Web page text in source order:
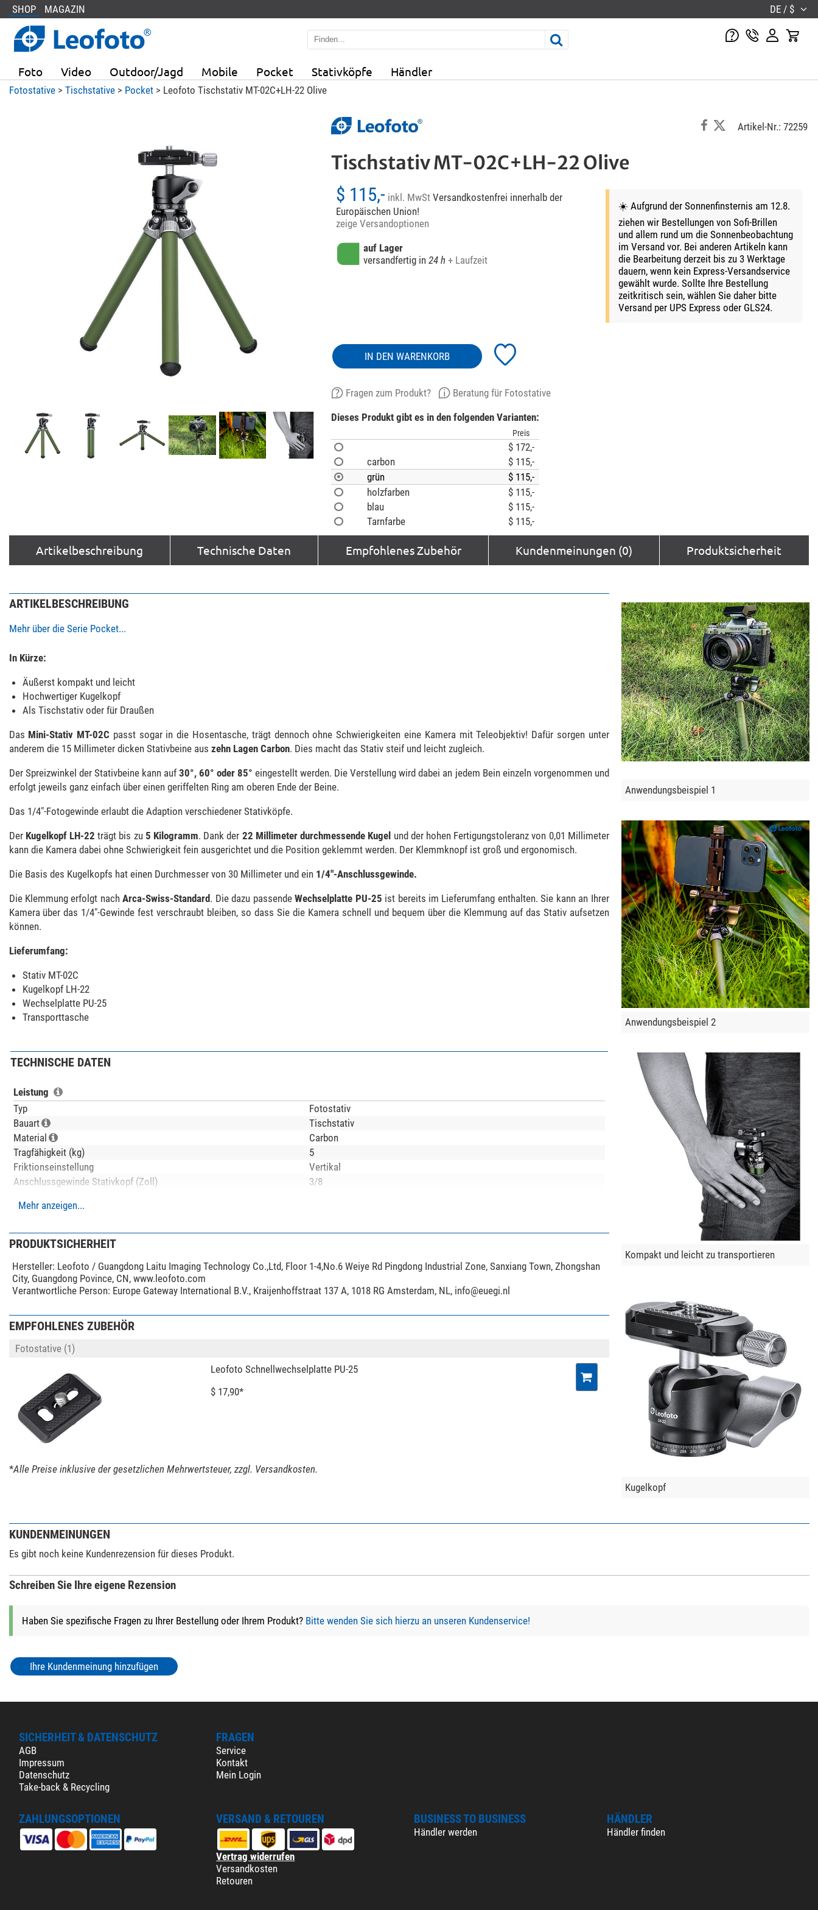
SHOP MAGAZIN DE / $
Foto Video Outdoor/Jagd Mobile Pocket Stativköpfe Händler
Fotostative> Tischstative> Pocket> Leofoto Tischstativ MT-02C+LH-22 Olive
Artikel-Nr.: 72259
Tischstativ MT-02C+LH-22 Olive
$ 115,- inkl. MwStVersandkostenfrei innerhalb der
Europäischen Union!
zeige Versandoptionen
auf Lager
versandfertig in 24 h + Laufzeit
☀️ Aufgrund der Sonnenfinsternis am 12.8.
ziehen wir Bestellungen von Sofi-Brillen
und allem rund um die Sonnenbeobachtung
im Versand vor. Bei anderen Artikeln kann
die Bearbeitung derzeit bis zu 3 Werktage
dauern, wenn kein Express-Versandservice
gewählt wurde. Sollte Ihre Bestellung
zeitkritisch sein, wählen Sie daher bitte
Versand per UPS Express oder GLS24.
IN DEN WARENKORB
Fragen zum Produkt?
Beratung für Fotostative
Dieses Produkt gibt es in den folgenden Varianten:
Preis
$ 172,-
carbon
$ 115,-
grün
$ 115,-
holzfarben
$ 115,-
blau
$ 115,-
Tarnfarbe
$ 115,-
Artikelbeschreibung Technische Daten Empfohlenes Zubehör Kundenmeinungen (0) Produktsicherheit
ARTIKELBESCHREIBUNG
Mehr über die Serie Pocket...
In Kürze:
Äußerst kompakt und leicht
Hochwertiger Kugelkopf
Als Tischstativ oder für Draußen
Das Mini-Stativ MT-02C passt sogar in die Hosentasche, trägt dennoch ohne Schwierigkeiten eine Kamera mit Teleobjektiv! Dafür sorgen unter
anderem die 15 Millimeter dicken Stativbeine aus zehn Lagen Carbon. Dies macht das Stativ steif und leicht zugleich.
Der Spreizwinkel der Stativbeine kann auf30°, 60° oder 85° eingestellt werden. Die Verstellung wird dabei an jedem Bein einzeln vorgenommen und
erfolgt jeweils ganz einfach über einen geriffelten Ring am oberen Ende der Beine.
Das 1/4"-Fotogewinde erlaubt die Adaption verschiedener Stativköpfe.
Der Kugelkopf LH-22 trägt bis zu 5 Kilogramm. Dank der 22 Millimeter durchmessende Kugel und der hohen Fertigungstoleranz von 0,01 Millimeter
kann die Kamera dabei ohne Schwierigkeit fein ausgerichtet und die Position geklemmt werden. Der Klemmknopf ist groß und ergonomisch.
Die Basis des Kugelkopfs hat einen Durchmesser von 30 Millimeter und ein 1/4"-Anschlussgewinde.
Die Klemmung erfolgt nachArca-Swiss-Standard. Die dazu passendeWechselplatte PU-25 ist bereits im Lieferumfang enthalten. Sie kann an Ihrer
Kamera über das 1/4"-Gewinde fest verschraubt bleiben, so dass Sie die Kamera schnell und bequem über die Klemmung auf das Stativ aufsetzen
können.
Lieferumfang:
Stativ MT-02C
Kugelkopf LH-22
Wechselplatte PU-25
Transporttasche
TECHNISCHE DATEN
Leistung
Typ
Fotostativ
Bauart
Tischstativ
Material
Carbon
Tragfähigkeit (kg)
5
Friktionseinstellung
Vertikal
Anschlussgewinde Stativkopf (Zoll)
3/8
Neigebereich (°)
Max. Stativhöhe (cm)
Transportlänge (cm)
21,3
Stativbeinauszug (-fach)
Stativfuß
Gummifuß
Anwendungsgebiete
Foto
Mittelsäule
Kugelkopf
Schnellkupplungsplatte
Ablageplatte
Integrierte Polhöhenwiege
Transporttasche im Lieferumfang
Videoneiger
Allgemein
Mehr anzeigen...
PRODUKTSICHERHEIT
Hersteller: Leofoto / Guangdong Laitu Imaging Technology Co.,Ltd, Floor 1-4,No.6 Weiye Rd Pingdong Industrial Zone, Sanxiang Town, Zhongshan
City, Guangdong Povince, CN, www.leofoto.com
Verantwortliche Person: Europe Gateway International B.V., Kraijenhoffstraat 137 A, 1018 RG Amsterdam, NL, info@euegi.nl
EMPFOHLENES ZUBEHÖR
Fotostative (1)
Leofoto Schnellwechselplatte PU-25
$ 17,90*
*Alle Preise inklusive der gesetzlichen Mehrwertsteuer, zzgl. Versandkosten.
Anwendungsbeispiel 1
Anwendungsbeispiel 2
Kompakt und leicht zu transportieren
Kugelkopf
KUNDENMEINUNGEN
Es gibt noch keine Kundenrezension für dieses Produkt.
Schreiben Sie Ihre eigene Rezension
Haben Sie spezifische Fragen zu Ihrer Bestellung oder Ihrem Produkt? Bitte wenden Sie sich hierzu an unseren Kundenservice!
Ihre Kundenmeinung hinzufügen
SICHERHEIT & DATENSCHUTZ
AGB
Impressum
Datenschutz
Take-back & Recycling
FRAGEN
Service
Kontakt
Mein Login
ZAHLUNGSOPTIONEN VERSAND & RETOUREN
Vertrag widerrufen
Versandkosten
Retouren
BUSINESS TO BUSINESS
Händler werden
HÄNDLER
Händler finden